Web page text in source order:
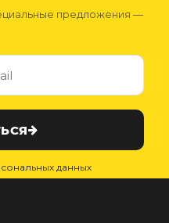
предложения —
данных